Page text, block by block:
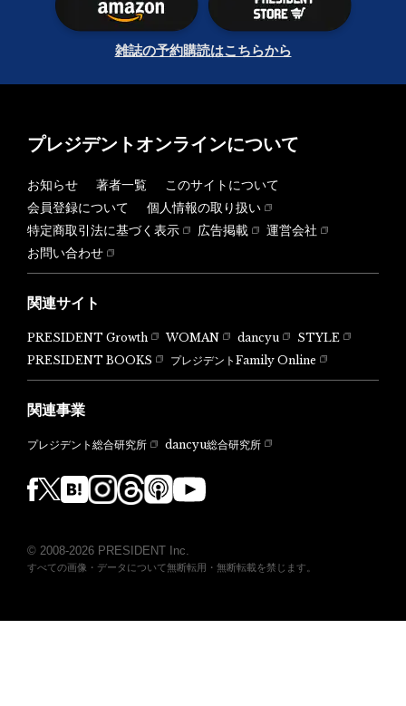
雑誌の予約購読はこちらから
プレジデントオンラインについて
お知らせ 著者一覧
このサイトについて
会員登録について
個人情報の取り扱い
特定商取引法に基づく表示
広告掲載
運営会社
お問い合わせ
関連サイト
PRESIDENT Growth WOMAN dancyu
STYLE
PRESIDENT BOOKS
プレジデントFamily Online
関連事業
プレジデント総合研究所 dancyu総合研究所
© 2008-2026 PRESIDENT Inc.
すべての画像・データについて無断転用・無断転載を禁じます。